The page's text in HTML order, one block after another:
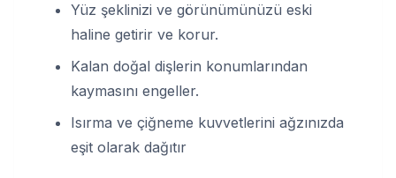
Yüz şeklinizi ve görünümünüzü eski
haline getirir ve korur.
Kalan doğal dişlerin konumlarından
kaymasını engeller.
Isırma ve çiğneme kuvvetlerini ağzınızda
eşit olarak dağıtır